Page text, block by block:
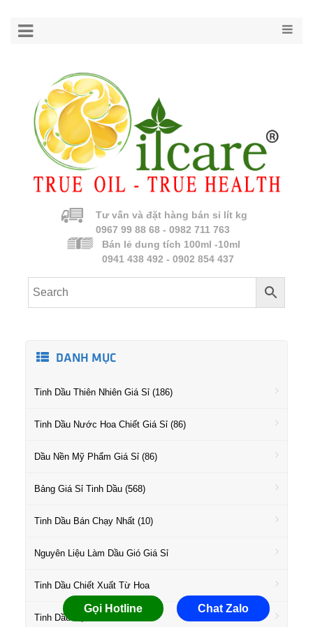
Tư vấn và đặt hàng bán sỉ lít kg
0967 99 88 68 - 0982 711 763
Bán lẻ dung tích 100ml -10ml
0941 438 492 - 0902 854 437
DANH MỤC
Tinh Dầu Thiên Nhiên Giá Sỉ (186)
Tinh Dầu Nước Hoa Chiết Giá Sỉ (86)
Dầu Nền Mỹ Phẩm Giá Sỉ (86)
Bảng Giá Sỉ Tinh Dầu (568)
Tinh Dầu Bán Chạy Nhất (10)
Nguyên Liệu Làm Dầu Gió Giá Sỉ
Tinh Dầu Chiết Xuất Từ Hoa
Tinh Dầu Họ Gỗ Giá Sỉ
Gọi Hotline Chat Zalo